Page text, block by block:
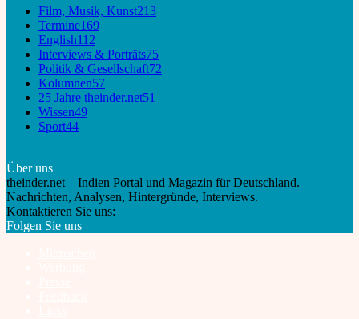
Film, Musik, Kunst213
Termine169
English112
Interviews & Porträts75
Politik & Gesellschaft72
Kolumnen57
25 Jahre theinder.net51
Wissen49
Sport44
Über uns
theinder.net – Indien Portal und Magazin für Deutschland.
Nachrichten, Analysen, Hintergründe, Interviews.
Kontaktieren Sie uns:
Folgen Sie uns